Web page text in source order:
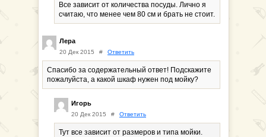
Все зависит от количества посуды. Лично я
считаю, что менее чем 80 см и брать не стоит.
Лера
20 Дек 2015 # Ответить
Спасибо за содержательный ответ! Подскажите
пожалуйста, а какой шкаф нужен под мойку?
Игорь
20 Дек 2015 # Ответить
Тут все зависит от размеров и типа мойки.